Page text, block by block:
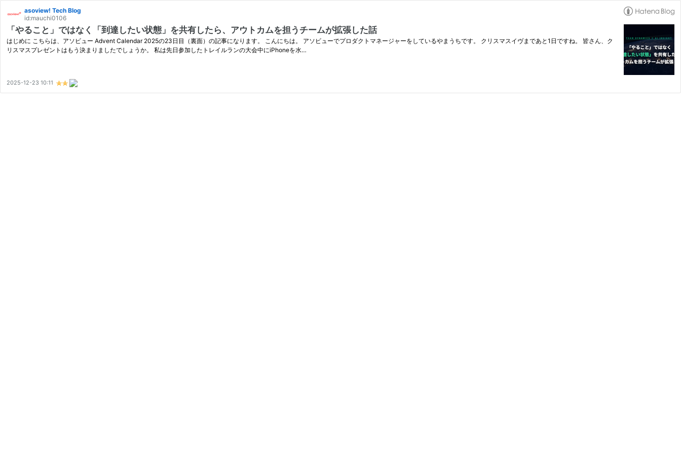
asoview! Tech Blog
id:mauchi0106
「やること」ではなく「到達したい状態」を共有したら、アウトカムを担うチームが拡張した話
はじめに こちらは、アソビュー Advent Calendar 2025の23日目（裏面）の記事になります。 こんにちは。 アソビューでプロダクトマネージャーをしているやまうちです。 クリスマスイヴまであと1日ですね。 皆さん、ク
リスマスプレゼントはもう決まりましたでしょうか。 私は先日参加したトレイルランの大会中にiPhoneを水…
2025-12-23 10:11